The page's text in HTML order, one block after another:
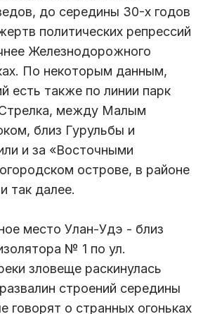
до середины 30-х годов
политических репрессий
Железнодорожного
По некоторым данным,
есть также по линии парк
между Малым
близ Гурульбы и
и за «Восточными
острове, в районе
так далее.
место Улан-Удэ - близ
№ 1 по ул.
зловеще раскинулась
строений середины
говорят о странных огоньках